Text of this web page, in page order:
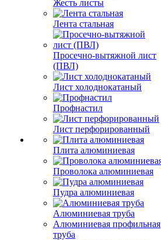
Жесть листы
Лента стальная
Просечно-вытяжной лист
(ПВЛ)
Лист холоднокатаный
Профнастил
Лист перфорированный
Плита алюминиевая
Проволока алюминиевая
Пудра алюминиевая
Алюминиевая труба
Алюминиевая профильная
труба